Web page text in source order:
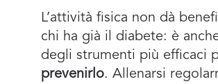
L’attività fisica non dà
chi ha già il diabete: è
degli strumenti più efficaci
prevenirlo. Allenarsi